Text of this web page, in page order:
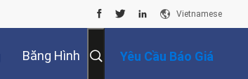
Vietnamese
Băng Hình Yêu Cầu Báo Giá